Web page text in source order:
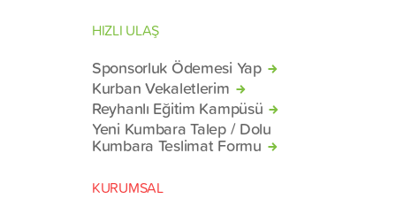
HIZLI ULAŞ
Sponsorluk Ödemesi Yap
Kurban Vekaletlerim
Reyhanlı Eğitim Kampüsü
Yeni Kumbara Talep / Dolu
Kumbara Teslimat Formu
KURUMSAL